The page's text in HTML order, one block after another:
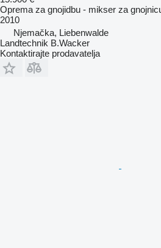
Oprema za gnojidbu - mikser za
2010
Njemačka, Liebenwalde
Landtechnik B.Wacker
Kontaktirajte prodavatelja